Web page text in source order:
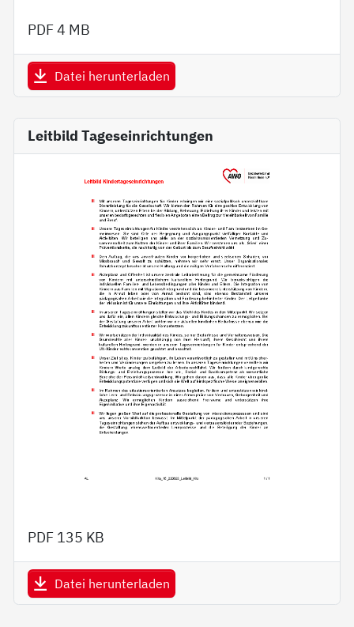
PDF4 MB
Datei herunterladen
Leitbild Tageseinrichtungen
PDF 135 KB
Datei herunterladen